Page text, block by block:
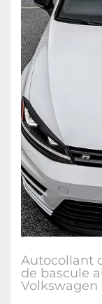
Autocollant
de bascule
Volkswagen